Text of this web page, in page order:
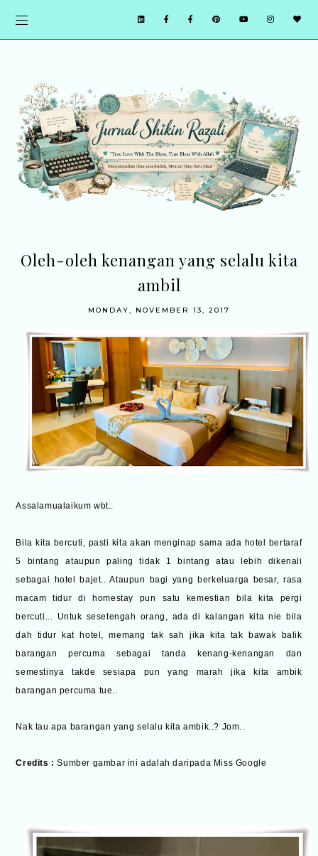
Oleh-oleh kenangan yang selalu kita
ambil
MONDAY, NOVEMBER 13, 2017
Assalamualaikum wbt..
Bila kita bercuti, pasti kita akan menginap sama ada hotel bertaraf
5 bintang ataupun paling tidak 1 bintang atau lebih dikenali
sebagai hotel bajet.. Ataupun bagi yang berkeluarga besar, rasa
macam tidur di homestay pun satu kemestian bila kita pergi
bercuti... Untuk sesetengah orang, ada di kalangan kita nie bila
dah tidur kat hotel, memang tak sah jika kita tak bawak balik
barangan percuma sebagai tanda kenang-kenangan dan
semestinya takde sesiapa pun yang marah jika kita ambik
barangan percuma tue..
Nak tau apa barangan yang selalu kita ambik..? Jom..
Credits : Sumber gambar ini adalah daripada Miss Google